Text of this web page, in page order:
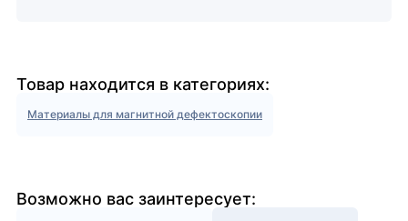
Товар находится в категориях:
Материалы для магнитной дефектоскопии
Возможно вас заинтересует: